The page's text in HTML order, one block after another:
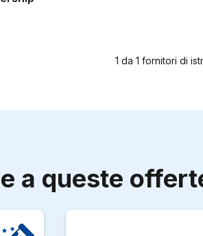
1 da 1 fornitori di
a queste